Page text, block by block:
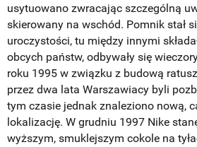
usytuowano zwracając szczególną
skierowany na wschód. Pomnik stał
uroczystości, tu między innymi
obcych państw, odbywały się
roku 1995 w związku z budową
przez dwa lata Warszawiacy byli
tym czasie jednak znaleziono nową,
lokalizację. W grudniu 1997 Nike
wyższym, smuklejszym cokole na